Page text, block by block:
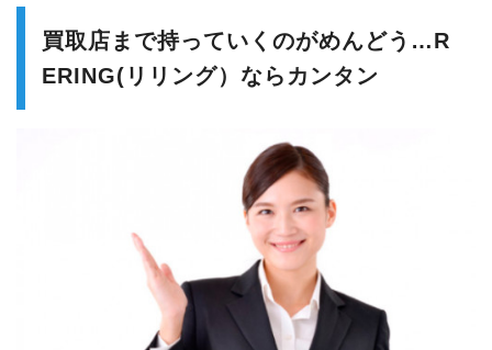
買取店まで持っていくのがめんどう…R
ERING(リリング）ならカンタン